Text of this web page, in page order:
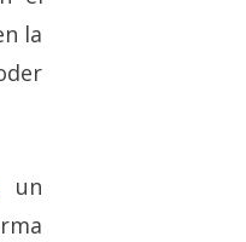
la
un